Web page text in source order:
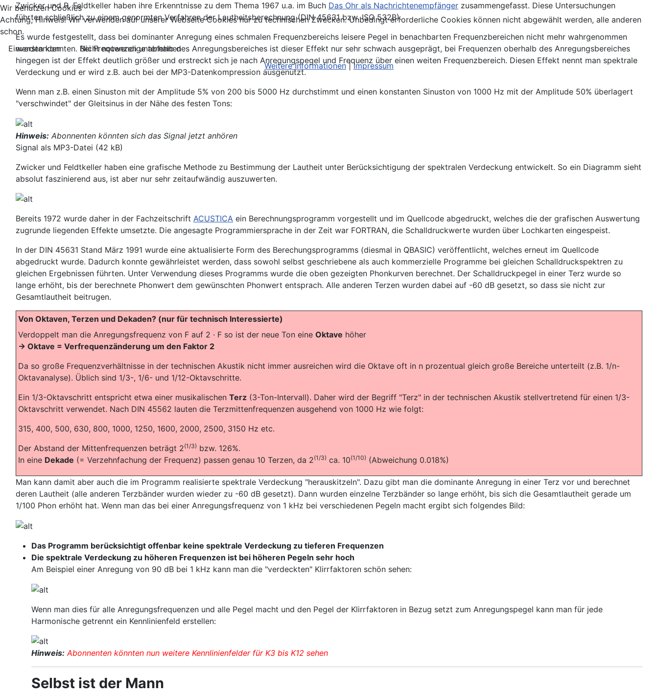
Zwicker und R. Feldtkeller haben ihre Erkenntnisse zu dem Thema 1967 u.a. im Buch Das Ohr als Nachrichtenempfänger zusammengefasst. Diese Untersuchungen
führten schließlich zu einem genormten Verfahren der Lautheitsberechnung (DIN 45631 bzw. ISO 532B).
Es wurde festgestellt, dass bei dominanter Anregung eines schmalen Frequenzbereichs leisere Pegel in benachbarten Frequenzbereichen nicht mehr wahrgenommen
werden konnten. Bei Frequenzen unterhalb des Anregungsbereiches ist dieser Effekt nur sehr schwach ausgeprägt, bei Frequenzen oberhalb des Anregungsbereiches
hingegen ist der Effekt deutlich größer und erstreckt sich je nach Anregungspegel und Frequenz über einen weiten Frequenzbereich. Diesen Effekt nennt man spektrale
Verdeckung und er wird z.B. auch bei der MP3-Datenkompression ausgenutzt.
Wenn man z.B. einen Sinuston mit der Amplitude 5% von 200 bis 5000 Hz durchstimmt und einen konstanten Sinuston von 1000 Hz mit der Amplitude 50% überlagert
"verschwindet" der Gleitsinus in der Nähe des festen Tons:
Hinweis: Abonnenten könnten sich das Signal jetzt anhören
Signal als MP3-Datei (42 kB)
Zwicker und Feldtkeller haben eine grafische Methode zu Bestimmung der Lautheit unter Berücksichtigung der spektralen Verdeckung entwickelt. So ein Diagramm sieht
absolut faszinierend aus, ist aber nur sehr zeitaufwändig auszuwerten.
Bereits 1972 wurde daher in der Fachzeitschrift ACUSTICA ein Berechnungsprogramm vorgestellt und im Quellcode abgedruckt, welches die der grafischen Auswertung
zugrunde liegenden Effekte umsetzte. Die angesagte Programmiersprache in der Zeit war FORTRAN, die Schalldruckwerte wurden über Lochkarten eingespeist.
In der DIN 45631 Stand März 1991 wurde eine aktualisierte Form des Berechungsprogramms (diesmal in QBASIC) veröffentlicht, welches erneut im Quellcode
abgedruckt wurde. Dadurch konnte gewährleistet werden, dass sowohl selbst geschriebene als auch kommerzielle Programme bei gleichen Schalldruckspektren zu
gleichen Ergebnissen führten. Unter Verwendung dieses Programms wurde die oben gezeigten Phonkurven berechnet. Der Schalldruckpegel in einer Terz wurde so
lange erhöht, bis der berechnete Phonwert dem gewünschten Phonwert entsprach. Alle anderen Terzen wurden dabei auf -60 dB gesetzt, so dass sie nicht zur
Gesamtlautheit beitrugen.
Von Oktaven, Terzen und Dekaden? (nur für technisch Interessierte)
Verdoppelt man die Anregungsfrequenz von F auf 2 · F so ist der neue Ton eine Oktave höher
-> Oktave = Verfrequenzänderung um den Faktor 2
Da so große Frequenzverhältnisse in der technischen Akustik nicht immer ausreichen wird die Oktave oft in n prozentual gleich große Bereiche unterteilt (z.B. 1/n-
Oktavanalyse). Üblich sind 1/3-, 1/6- und 1/12-Oktavschritte.
Ein 1/3-Oktavschritt entspricht etwa einer musikalischen Terz (3-Ton-Intervall). Daher wird der Begriff "Terz" in der technischen Akustik stellvertretend für einen 1/3-
Oktavschritt verwendet. Nach DIN 45562 lauten die Terzmittenfrequenzen ausgehend von 1000 Hz wie folgt:
315, 400, 500, 630, 800, 1000, 1250, 1600, 2000, 2500, 3150 Hz etc.
Der Abstand der Mittenfrequenzen beträgt 2(1/3) bzw. 126%.
In eine Dekade (= Verzehnfachung der Frequenz) passen genau 10 Terzen, da 2(1/3) ca. 10(1/10) (Abweichung 0.018%)
Man kann damit aber auch die im Programm realisierte spektrale Verdeckung "herauskitzeln". Dazu gibt man die dominante Anregung in einer Terz vor und berechnet
deren Lautheit (alle anderen Terzbänder wurden wieder zu -60 dB gesetzt). Dann wurden einzelne Terzbänder so lange erhöht, bis sich die Gesamtlautheit gerade um
1/100 Phon erhöht hat. Wenn man das bei einer Anregungsfrequenz von 1 kHz bei verschiedenen Pegeln macht ergibt sich folgendes Bild:
Das Programm berücksichtigt offenbar keine spektrale Verdeckung zu tieferen Frequenzen
Die spektrale Verdeckung zu höheren Frequenzen ist bei höheren Pegeln sehr hoch
Am Beispiel einer Anregung von 90 dB bei 1 kHz kann man die "verdeckten" Klirrfaktoren schön sehen:
Wenn man dies für alle Anregungsfrequenzen und alle Pegel macht und den Pegel der Klirrfaktoren in Bezug setzt zum Anregungspegel kann man für jede
Harmonische getrennt ein Kennlinienfeld erstellen:
Hinweis: Abonnenten könnten nun weitere Kennlinienfelder für K3 bis K12 sehen
Selbst ist der Mann
Wir benutzen Cookies
Achtung, Hinweis! Wir verwenden auf unserer Webseite Cookies nur zu technischen Zwecken. Unbedingt erforderliche Cookies können nicht abgewählt werden, alle anderen
schon.
Einverstanden
Nicht notwendige ablehnen
Weitere Informationen|Impressum